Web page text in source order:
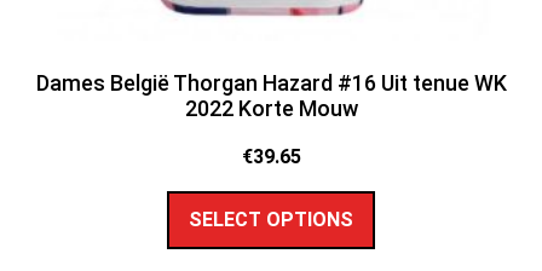
Dames België Thorgan Hazard #16 Uit tenue WK
2022 Korte Mouw
€39.65
SELECT OPTIONS